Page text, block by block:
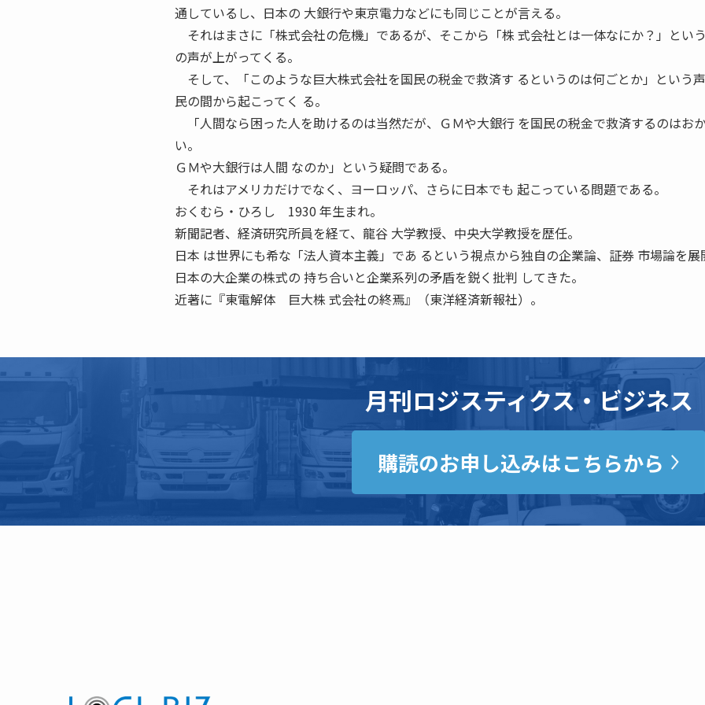
通しているし、日本の 大銀行や東京電力などにも同じことが言える。
それはまさに「株式会社の危機」であるが、そこから「株 式会社とは一体なにか？」とい
の声が上がってくる。
そして、「このような巨大株式会社を国民の税金で救済す るというのは何ごとか」という
民の間から起こってく る。
「人間なら困った人を助けるのは当然だが、ＧＭや大銀行 を国民の税金で救済するのはお
い。
ＧＭや大銀行は人間 なのか」という疑問である。
それはアメリカだけでなく、ヨーロッパ、さらに日本でも 起こっている問題である。
おくむら・ひろし 1930 年生まれ。
新聞記者、経済研究所員を経て、龍谷 大学教授、中央大学教授を歴任。
日本 は世界にも希な「法人資本主義」であ るという視点から独自の企業論、証券 市場論を展
日本の大企業の株式の 持ち合いと企業系列の矛盾を鋭く批判 してきた。
近著に『東電解体 巨大株 式会社の終焉』（東洋経済新報社）。
月刊ロジスティクス・ビジネス
購読のお申し込みはこちらから